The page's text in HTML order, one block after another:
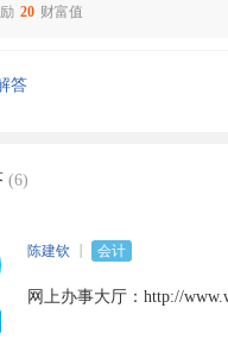
20 财富值
答
(6)
陈建钦 会计
网上办事大厅：http://